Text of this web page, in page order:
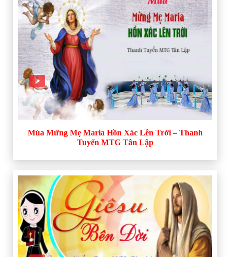
Múa Mừng Mẹ Maria Hồn Xác Lên Trời – Thanh
Tuyển MTG Tân Lập